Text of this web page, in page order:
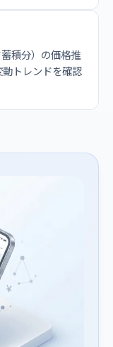
積分）の価格推
トレンドを確認